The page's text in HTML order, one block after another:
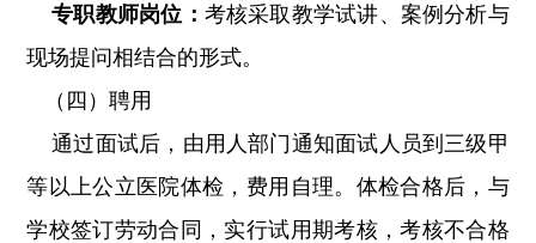
专职教师岗位： 考核采取教学试讲、案例分析与
现场提问相结合的形式。
（四）聘用
通过面试后，由用人部门通知面试人员到三级甲
等以上公立医院体检，费用自理。体检合格后，与
学校签订劳动合同，实行试用期考核，考核不合格